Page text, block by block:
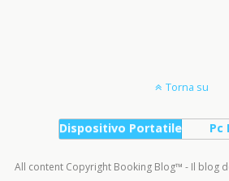
Torna su
Dispositivo Portatile Pc
All content Copyright Booking Blog™ - Il blog